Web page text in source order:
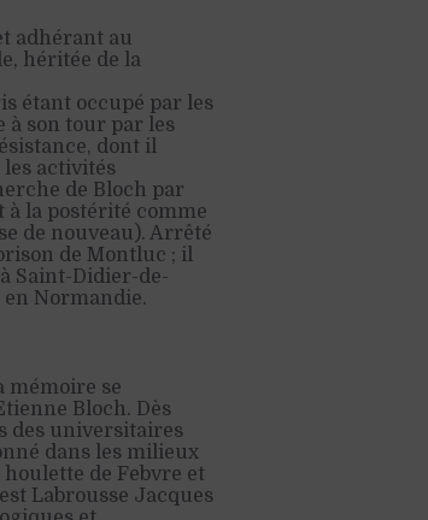
adhérant au
héritée de la
étant occupé par les
à son tour par les
dont il
les activités
de Bloch par
à la postérité comme
de nouveau). Arrêté
de Montluc ; il
Saint-Didier-de-
en Normandie.
mémoire se
Bloch. Dès
des universitaires
dans les milieux
de Febvre et
Labrousse Jacques